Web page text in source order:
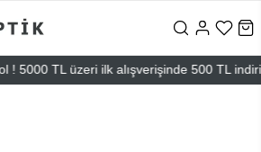
5000 TL üzeri ilk alışverişinde 500 TL indirim